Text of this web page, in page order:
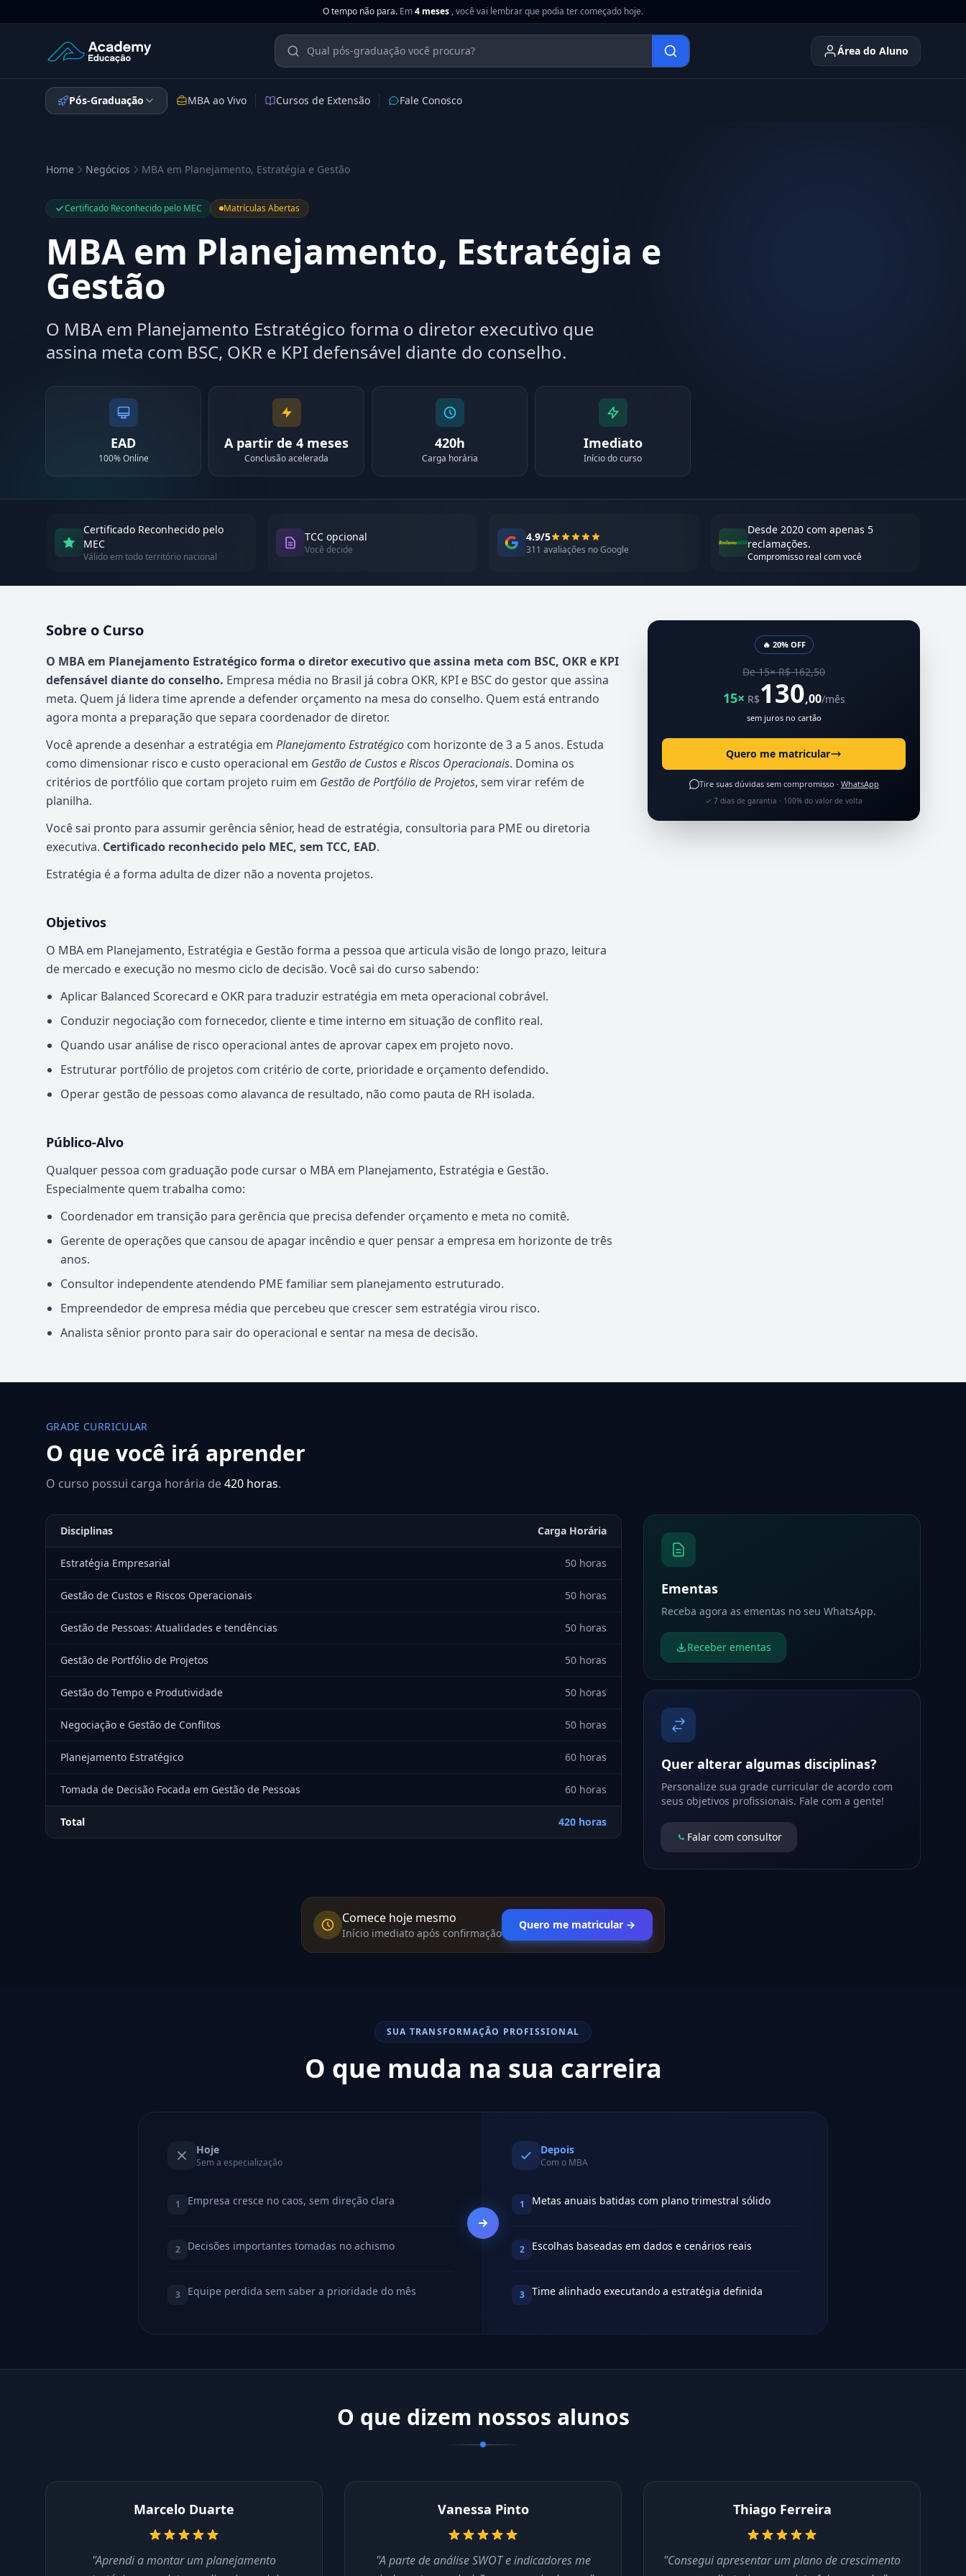
O tempo não para. Em4 meses , você vai lembrar que podia ter começado hoje.
Academy Educação — Página Inicial Área do Aluno
Pós-Graduação MBA ao Vivo Cursos de Extensão Fale Conosco
Home Negócios MBA em Planejamento, Estratégia e Gestão
Certificado Reconhecido pelo MEC Matrículas Abertas
MBA em Planejamento, Estratégia e
Gestão
O MBA em Planejamento Estratégico forma o diretor executivo que
assina meta com BSC, OKR e KPI defensável diante do conselho.
EAD
100% Online
A partir de 4 meses
Conclusão acelerada
420h
Carga horária
Imediato
Início do curso
Certificado Reconhecido pelo
MEC
Válido em todo território nacional
TCC opcional
Você decide
4.9/5
311 avaliações no Google
Desde 2020 com apenas 5
reclamações.
Compromisso real com você
Sobre o Curso
Atualizado em abril de 2026
O MBA em Planejamento Estratégico forma o diretor executivo que assina meta com BSC, OKR e KPI
defensável diante do conselho. Empresa média no Brasil já cobra OKR, KPI e BSC do gestor que assina
meta. Quem já lidera time aprende a defender orçamento na mesa do conselho. Quem está entrando
agora monta a preparação que separa coordenador de diretor.
Você aprende a desenhar a estratégia em Planejamento Estratégico com horizonte de 3 a 5 anos. Estuda
como dimensionar risco e custo operacional em Gestão de Custos e Riscos Operacionais. Domina os
critérios de portfólio que cortam projeto ruim em Gestão de Portfólio de Projetos, sem virar refém de
planilha.
Você sai pronto para assumir gerência sênior, head de estratégia, consultoria para PME ou diretoria
executiva. Certificado reconhecido pelo MEC, sem TCC, EAD.
Estratégia é a forma adulta de dizer não a noventa projetos.
Objetivos
O MBA em Planejamento, Estratégia e Gestão forma a pessoa que articula visão de longo prazo, leitura
de mercado e execução no mesmo ciclo de decisão. Você sai do curso sabendo:
Aplicar Balanced Scorecard e OKR para traduzir estratégia em meta operacional cobrável.
Conduzir negociação com fornecedor, cliente e time interno em situação de conflito real.
Quando usar análise de risco operacional antes de aprovar capex em projeto novo.
Estruturar portfólio de projetos com critério de corte, prioridade e orçamento defendido.
Operar gestão de pessoas como alavanca de resultado, não como pauta de RH isolada.
Público-Alvo
Qualquer pessoa com graduação pode cursar o MBA em Planejamento, Estratégia e Gestão.
Especialmente quem trabalha como:
Coordenador em transição para gerência que precisa defender orçamento e meta no comitê.
Gerente de operações que cansou de apagar incêndio e quer pensar a empresa em horizonte de três
anos.
Consultor independente atendendo PME familiar sem planejamento estruturado.
Empreendedor de empresa média que percebeu que crescer sem estratégia virou risco.
Analista sênior pronto para sair do operacional e sentar na mesa de decisão.
🔥 20% OFF
De 15× R$ 162,50
15× R$130,00/mês
sem juros no cartão
Quero me matricular
Tire suas dúvidas sem compromisso · WhatsApp
✓ 7 dias de garantia · 100% do valor de volta
GRADE CURRICULAR
O que você irá aprender
O curso possui carga horária de420 horas.
Disciplinas Carga Horária
Estratégia Empresarial 50 horas
Gestão de Custos e Riscos Operacionais 50 horas
Gestão de Pessoas: Atualidades e tendências 50 horas
Gestão de Portfólio de Projetos 50 horas
Gestão do Tempo e Produtividade 50 horas
Negociação e Gestão de Conflitos 50 horas
Planejamento Estratégico 60 horas
Tomada de Decisão Focada em Gestão de Pessoas 60 horas
Total 420 horas
Ementas
Receba agora as ementas no seu WhatsApp.
Receber ementas
Quer alterar algumas disciplinas?
Personalize sua grade curricular de acordo com
seus objetivos profissionais. Fale com a gente!
Falar com consultor
Comece hoje mesmo
Início imediato após confirmação
Quero me matricular →
SUA TRANSFORMAÇÃO PROFISSIONAL
O que muda na sua carreira
Hoje
Sem a especialização
1 Empresa cresce no caos, sem direção clara
2 Decisões importantes tomadas no achismo
3 Equipe perdida sem saber a prioridade do mês
Depois
Com o MBA
1 Metas anuais batidas com plano trimestral sólido
2 Escolhas baseadas em dados e cenários reais
3 Time alinhado executando a estratégia definida
O que dizem nossos alunos
Marcelo Duarte
"Aprendi a montar um planejamento
Vanessa Pinto
"A parte de análise SWOT e indicadores me
Thiago Ferreira
"Consegui apresentar um plano de crescimento